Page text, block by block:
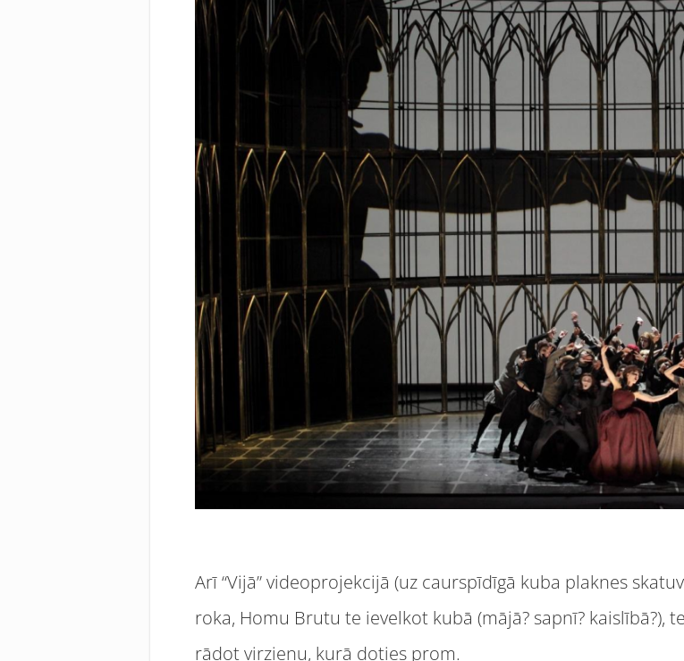
Arī “Vijā” videoprojekcijā (uz caurspīdīgā kuba plaknes
roka, Homu Brutu te ievelkot kubā (mājā? sapnī?
rādot virzienu, kurā doties prom.